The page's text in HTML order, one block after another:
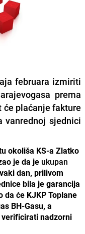
februara izmiriti
prema
će plaćanje fakture
vanrednoj sjednici
okoliša KS-a Zlatko
je da je ukupan
dan, prilivom
bila je garancija
da će KJKP Toplane
BH-Gasu, a
nadzorni